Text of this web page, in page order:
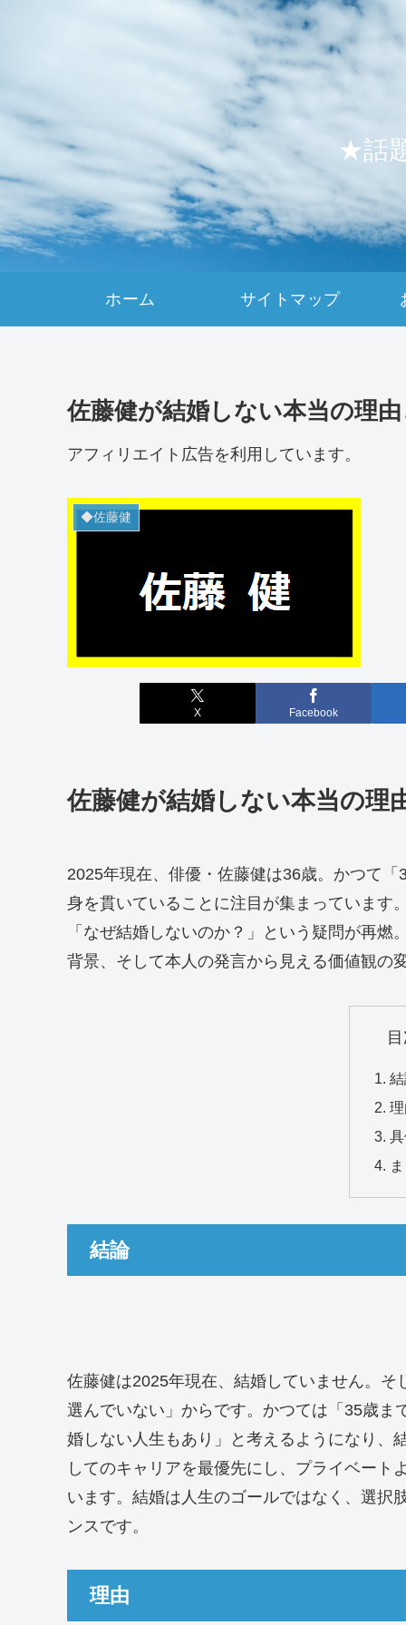
★話
ホーム サイトマップ
佐藤健が結婚しない本当の理
アフィリエイト広告を利用しています。
◆佐藤健
X Facebook
佐藤健が結婚しない本当の理
2025年現在、俳優・佐藤健は36歳。かつて
身を貫いていることに注目が集まっています
「なぜ結婚しないのか？」という疑問が再
背景、そして本人の発言から見える価値観の
結論
佐藤健は2025年現在、結婚していません。
選んでいない」からです。かつては「35歳
婚しない人生もあり」と考えるようになり、
してのキャリアを最優先にし、プライベート
います。結婚は人生のゴールではなく、選択
ンスです。
理由